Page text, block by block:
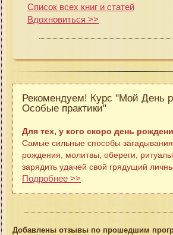
Список всех книг и статей
Вдохновиться >>
Рекомендуем! Курс "Мой День
Особые практики"
Для тех, у кого скоро день
Самые сильные способы
рождения, молитвы, обереги,
зарядить удачей свой грядущий
Подробнее >>
Добавлены отзывы по прошедшим